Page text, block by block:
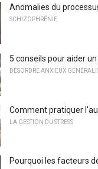
Anomalies du
SCHIZOPHRÉNIE
5 conseils pour aider
DÉSORDRE ANXIEUX
Comment pratiquer
LA GESTION DU STRESS
Pourquoi les facteurs